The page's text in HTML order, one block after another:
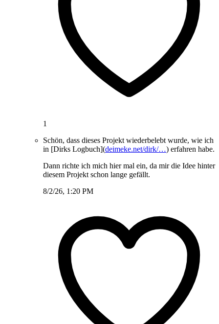
1
Schön, dass dieses Projekt wiederbelebt wurde, wie ich
in [Dirks Logbuch](deimeke.net/dirk/…) erfahren habe.
Dann richte ich mich hier mal ein, da mir die Idee hinter
diesem Projekt schon lange gefällt.
8/2/26, 1:20 PM